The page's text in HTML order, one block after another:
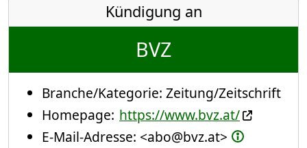
Kündigung an
BVZ
Branche/Kategorie: Zeitung/Zeitschrift
Homepage: https://www.bvz.at/
E-Mail-Adresse: <abo@bvz.at>